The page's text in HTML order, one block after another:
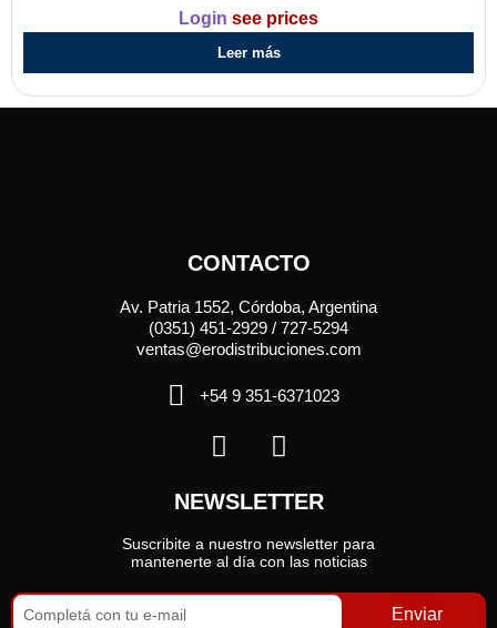
Login see prices
Leer más
CONTACTO
Av. Patria 1552, Córdoba, Argentina
(0351) 451-2929 / 727-5294
ventas@erodistribuciones.com
+54 9 351-6371023
NEWSLETTER
Suscribite a nuestro newsletter para
mantenerte al día con las noticias
Enviar